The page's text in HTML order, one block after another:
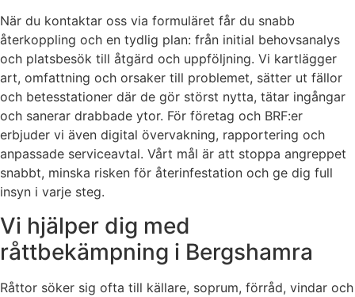
När du kontaktar oss via formuläret får du snabb
återkoppling och en tydlig plan: från initial behovsanalys
och platsbesök till åtgärd och uppföljning. Vi kartlägger
art, omfattning och orsaker till problemet, sätter ut fällor
och betesstationer där de gör störst nytta, tätar ingångar
och sanerar drabbade ytor. För företag och BRF:er
erbjuder vi även digital övervakning, rapportering och
anpassade serviceavtal. Vårt mål är att stoppa angreppet
snabbt, minska risken för återinfestation och ge dig full
insyn i varje steg.
Vi hjälper dig med
råttbekämpning i Bergshamra
Råttor söker sig ofta till källare, soprum, förråd, vindar och